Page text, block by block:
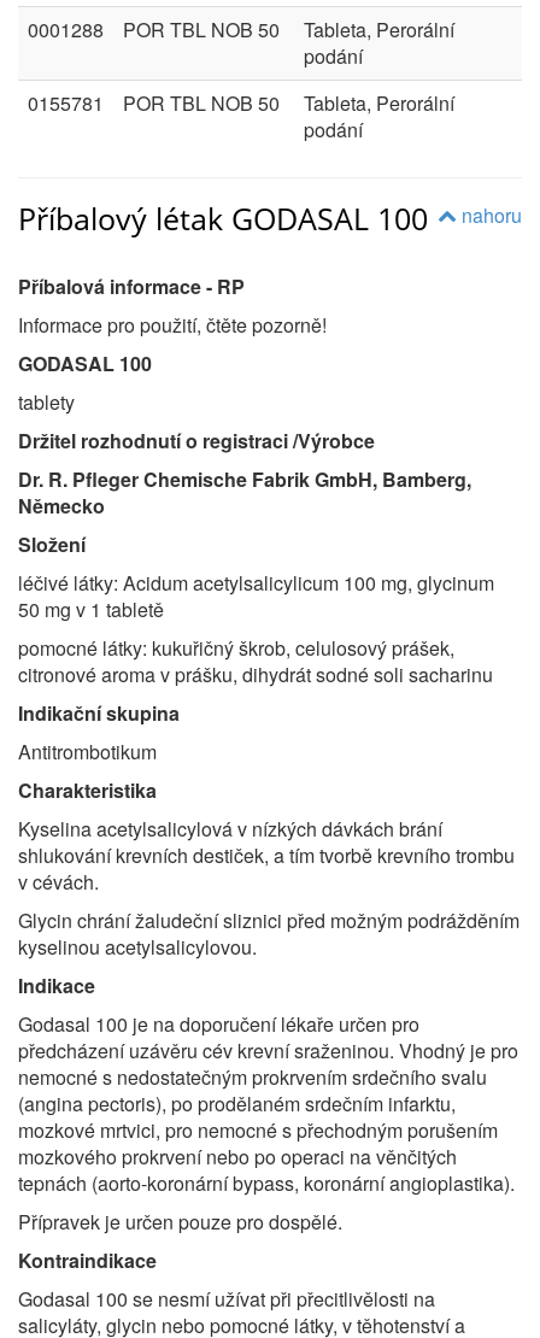
0001288
POR TBL NOB 50
Tableta, Perorální
podání
0155781
POR TBL NOB 50
Tableta, Perorální
podání
nahoru
Příbalový létak GODASAL 100
Příbalová informace - RP
Informace pro použití, čtěte pozorně!
GODASAL 100
tablety
Držitel rozhodnutí o registraci /Výrobce
Dr. R. Pfleger Chemische Fabrik GmbH, Bamberg,
Německo
Složení
léčivé látky: Acidum acetylsalicylicum 100 mg, glycinum
50 mg v 1 tabletě
pomocné látky: kukuřičný škrob, celulosový prášek,
citronové aroma v prášku, dihydrát sodné soli sacharinu
Indikační skupina
Antitrombotikum
Charakteristika
Kyselina acetylsalicylová v nízkých dávkách brání
shlukování krevních destiček, a tím tvorbě krevního trombu
v cévách.
Glycin chrání žaludeční sliznici před možným podrážděním
kyselinou acetylsalicylovou.
Indikace
Godasal 100 je na doporučení lékaře určen pro
předcházení uzávěru cév krevní sraženinou. Vhodný je pro
nemocné s nedostatečným prokrvením srdečního svalu
(angina pectoris), po prodělaném srdečním infarktu,
mozkové mrtvici, pro nemocné s přechodným porušením
mozkového prokrvení nebo po operaci na věnčitých
tepnách (aorto-koronární bypass, koronární angioplastika).
Přípravek je určen pouze pro dospělé.
Kontraindikace
Godasal 100 se nesmí užívat při přecitlivělosti na
salicyláty, glycin nebo pomocné látky, v těhotenství a